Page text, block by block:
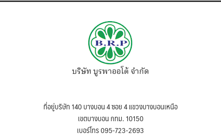
บริษัท บูรพาออโต้ จำกัด
ที่อยู่บริษัท 140 บางบอน 4 ซอย 4 แขวงบางบอนเหนือ
เขตบางบอน กทม. 10150
เบอร์โทร 095-723-2693